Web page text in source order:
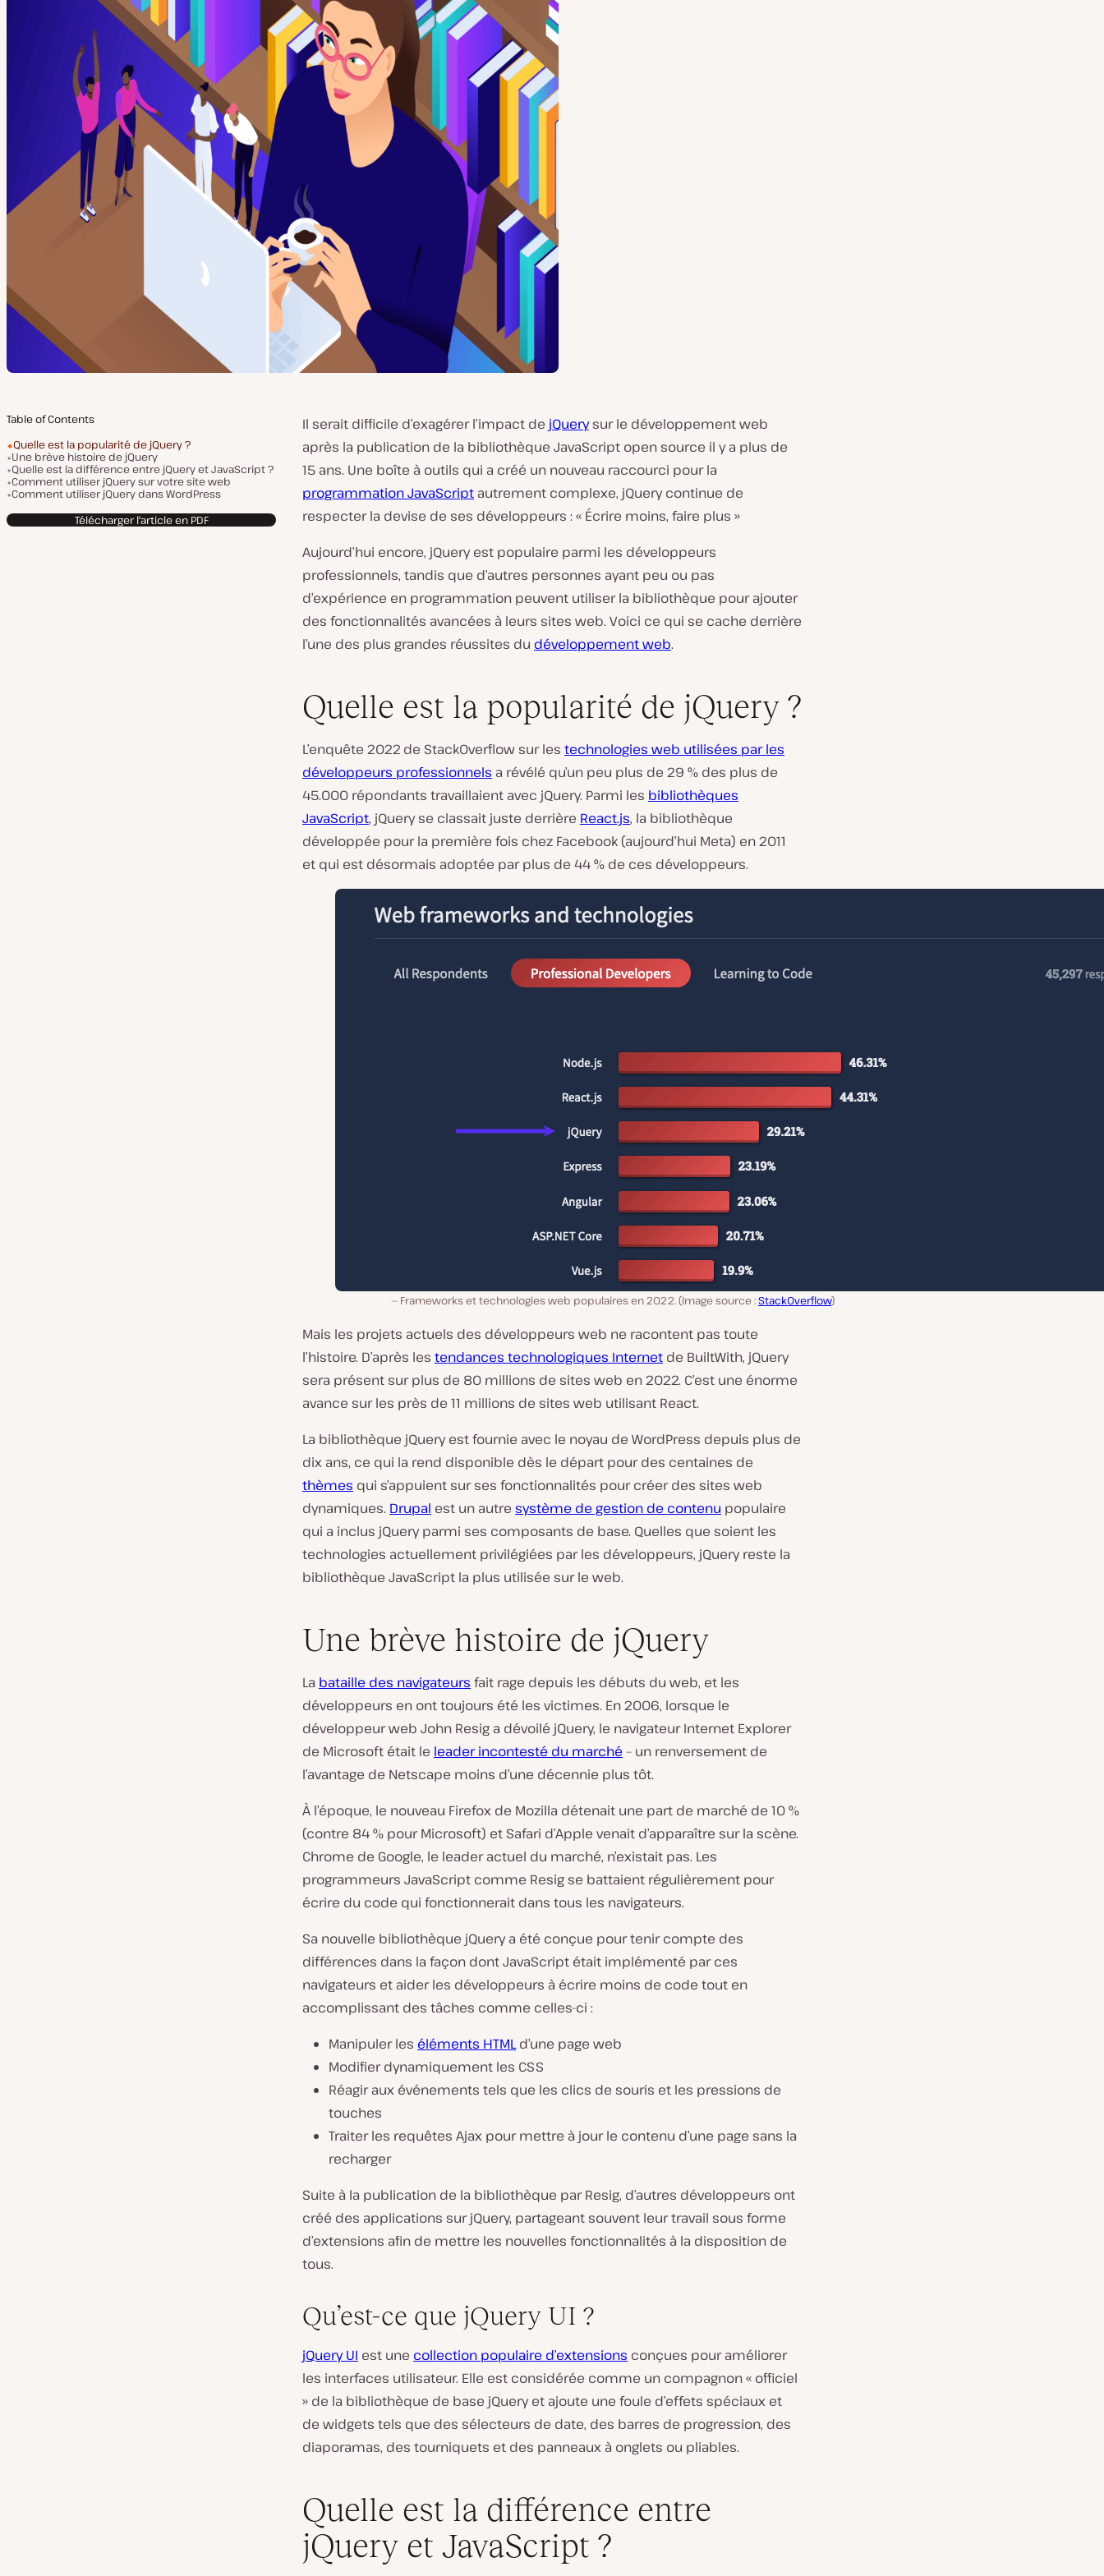
Table of Contents
Quelle est la popularité de jQuery ?
Une brève histoire de jQuery
Quelle est la différence entre jQuery et JavaScript ?
Comment utiliser jQuery sur votre site web
Comment utiliser jQuery dans WordPress
Télécharger l'article en PDF
Il serait difficile d’exagérer l’impact de jQuerysur le développement web
après la publication de la bibliothèque JavaScript open source il y a plus de
15 ans. Une boîte à outils qui a créé un nouveau raccourci pour la
programmation JavaScript autrement complexe, jQuery continue de
respecter la devise de ses développeurs : « Écrire moins, faire plus »
Aujourd’hui encore, jQuery est populaire parmi les développeurs
professionnels, tandis que d’autres personnes ayant peu ou pas
d’expérience en programmation peuvent utiliser la bibliothèque pour ajouter
des fonctionnalités avancées à leurs sites web. Voici ce qui se cache derrière
l’une des plus grandes réussites du développement web.
Quelle est la popularité de jQuery ?
L’enquête 2022 de StackOverflow sur les technologies web utilisées par les
développeurs professionnels a révélé qu’un peu plus de 29 % des plus de
45.000 répondants travaillaient avec jQuery. Parmi les bibliothèques
JavaScript, jQuery se classait juste derrière React.js, la bibliothèque
développée pour la première fois chez Facebook (aujourd’hui Meta) en 2011
et qui est désormais adoptée par plus de 44 % de ces développeurs.
Frameworks et technologies web populaires en 2022. (Image source :StackOverflow)
Mais les projets actuels des développeurs web ne racontent pas toute
l’histoire. D’après les tendances technologiques Internet de BuiltWith, jQuery
sera présent sur plus de 80 millions de sites web en 2022. C’est une énorme
avance sur les près de 11 millions de sites web utilisant React.
La bibliothèque jQuery est fournie avec le noyau de WordPress depuis plus de
dix ans, ce qui la rend disponible dès le départ pour des centaines de
thèmes qui s’appuient sur ses fonctionnalités pour créer des sites web
dynamiques. Drupal est un autre système de gestion de contenu populaire
qui a inclus jQuery parmi ses composants de base. Quelles que soient les
technologies actuellement privilégiées par les développeurs, jQuery reste la
bibliothèque JavaScript la plus utilisée sur le web.
Une brève histoire de jQuery
La bataille des navigateurs fait rage depuis les débuts du web, et les
développeurs en ont toujours été les victimes. En 2006, lorsque le
développeur web John Resig a dévoilé jQuery, le navigateur Internet Explorer
de Microsoft était le leader incontesté du marché – un renversement de
l’avantage de Netscape moins d’une décennie plus tôt.
À l’époque, le nouveau Firefox de Mozilla détenait une part de marché de 10 %
(contre 84 % pour Microsoft) et Safari d’Apple venait d’apparaître sur la scène.
Chrome de Google, le leader actuel du marché, n’existait pas. Les
programmeurs JavaScript comme Resig se battaient régulièrement pour
écrire du code qui fonctionnerait dans tous les navigateurs.
Sa nouvelle bibliothèque jQuery a été conçue pour tenir compte des
différences dans la façon dont JavaScript était implémenté par ces
navigateurs et aider les développeurs à écrire moins de code tout en
accomplissant des tâches comme celles-ci :
Manipuler les éléments HTMLd’une page web
Modifier dynamiquement les CSS
Réagir aux événements tels que les clics de souris et les pressions de
touches
Traiter les requêtes Ajax pour mettre à jour le contenu d’une page sans la
recharger
Suite à la publication de la bibliothèque par Resig, d’autres développeurs ont
créé des applications sur jQuery, partageant souvent leur travail sous forme
d’extensions afin de mettre les nouvelles fonctionnalités à la disposition de
tous.
Qu’est-ce que jQuery UI ?
jQuery UI est une collection populaire d’extensions conçues pour améliorer
les interfaces utilisateur. Elle est considérée comme un compagnon « officiel
» de la bibliothèque de base jQuery et ajoute une foule d’effets spéciaux et
de widgets tels que des sélecteurs de date, des barres de progression, des
diaporamas, des tourniquets et des panneaux à onglets ou pliables.
Quelle est la différence entre
jQuery et JavaScript ?